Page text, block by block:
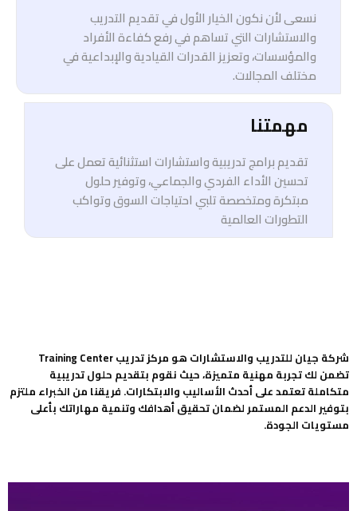
نسعى لأن نكون الخيار الأول في تقديم التدريب
والاستشارات التي تساهم في رفع كفاءة الأفراد
والمؤسسات، وتعزيز القدرات القيادية والإبداعية في
مختلف المجالات.
مهمتنا
تقديم برامج تدريبية واستشارات استثنائية تعمل على
تحسين الأداء الفردي والجماعي، وتوفير حلول
مبتكرة ومتخصصة تلبي احتياجات السوق وتواكب
التطورات العالمية
شركة جيان للتدريب والاستشارات هو مركز تدريب Training Center
تضمن لك تجربة مهنية متميزة، حيث نقوم بتقديم حلول تدريبية
متكاملة تعتمد على أحدث الأساليب والابتكارات. فريقنا من الخبراء ملتزم
بتوفير الدعم المستمر لضمان تحقيق أهدافك وتنمية مهاراتك بأعلى
مستويات الجودة.